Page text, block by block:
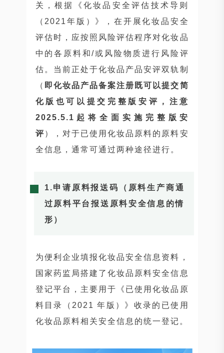
关，根据《化妆品安全评估技术导则
（2021年版）》，在开展化妆品安全
评估时，应按照风险评估程序对化妆品
中的各原料和/或风险物质进行风险评
估。当前正处于化妆品产品安评双轨制
（ 即化妆品产品备案注册既可以提交简
化版也可以提交完整版安评，注意
2025.5.1起将全面实施完整版安
评），对于已使用化妆品原料的原料安
全信息，通常可通过两种途径进行。
1.申请原料报送码
（原料生产商通
过原料平台报送原料安全信息的情
形）
为便利企业填报化妆品安全信息资料，
国家药监局搭建了化妆品原料安全信息
登记平台，主要用于《已使用化妆品原
料目录（2021 年版）》收录的已使用
化妆品原料相关安全信息的统一登记。